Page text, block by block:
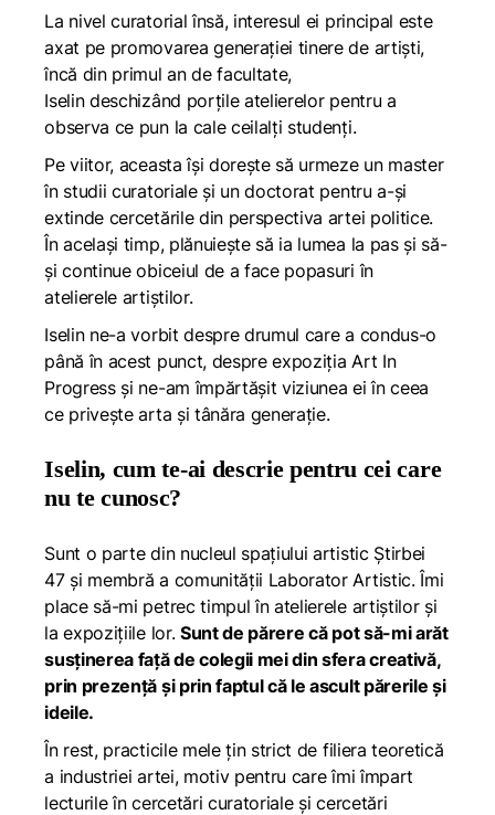
La nivel curatorial însă, interesul ei principal este
axat pe promovarea generației tinere de artiști,
încă din primul an de facultate,
Iselin deschizând porțile atelierelor pentru a
observa ce pun la cale ceilalți studenți.
Pe viitor, aceasta își dorește să urmeze un master
în studii curatoriale și un doctorat pentru a-și
extinde cercetările din perspectiva artei politice.
În același timp, plănuiește să ia lumea la pas și să-
și continue obiceiul de a face popasuri în
atelierele artiștilor.
Iselin ne-a vorbit despre drumul care a condus-o
până în acest punct, despre expozițiaArt In
Progress și ne-am împărtășit viziunea ei în ceea
ce privește arta și tânăra generație.
Iselin, cum te-ai descrie pentru cei care
nu te cunosc?
Sunt o parte din nucleul spațiului artistic Știrbei
47 și membră a comunității Laborator Artistic. Îmi
place să-mi petrec timpul în atelierele artiștilor și
la expozițiile lor. Sunt de părere că pot să-mi arăt
susținerea față de colegii mei din sfera creativă,
prin prezență și prin faptul că le ascult părerile și
ideile.
În rest, practicile mele țin strict de filiera teoretică
a industriei artei, motiv pentru care îmi împart
lecturile în cercetări curatoriale și cercetări